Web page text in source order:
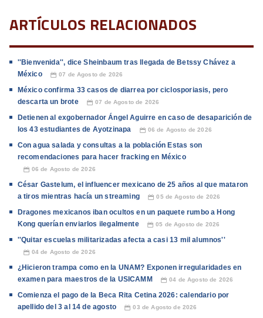
ARTÍCULOS RELACIONADOS
''Bienvenida'', dice Sheinbaum tras llegada de Betssy Chávez a
México
📅 07 de Agosto de 2026
México confirma 33 casos de diarrea por ciclosporiasis, pero
descarta un brote
📅 07 de Agosto de 2026
Detienen al exgobernador Ángel Aguirre en caso de desaparición de
los 43 estudiantes de Ayotzinapa
📅 06 de Agosto de 2026
Con agua salada y consultas a la población Estas son
recomendaciones para hacer fracking en México
📅 06 de Agosto de 2026
César Gastelum, el influencer mexicano de 25 años al que mataron
a tiros mientras hacía un streaming
📅 05 de Agosto de 2026
Dragones mexicanos iban ocultos en un paquete rumbo a Hong
Kong querían enviarlos ilegalmente
📅 05 de Agosto de 2026
''Quitar escuelas militarizadas afecta a casi 13 mil alumnos''
📅 04 de Agosto de 2026
¿Hicieron trampa como en la UNAM? Exponen irregularidades en
examen para maestros de la USICAMM
📅 04 de Agosto de 2026
Comienza el pago de la Beca Rita Cetina 2026: calendario por
apellido del 3 al 14 de agosto
📅 03 de Agosto de 2026